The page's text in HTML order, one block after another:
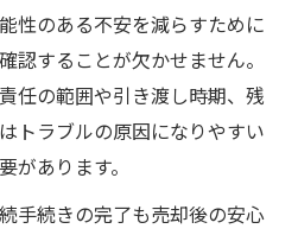
性のある不安を減らすために
認することが欠かせません。
任の範囲や引き渡し時期、残
トラブルの原因になりやすい
があります。
手続きの完了も売却後の安心